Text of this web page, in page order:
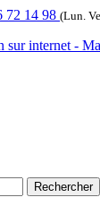
72 14 98 (Lun.
Rechercher